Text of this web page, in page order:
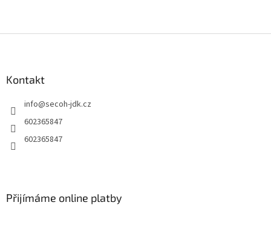
Kontakt
info@secoh-jdk.cz
602365847
602365847
Přijímáme online platby